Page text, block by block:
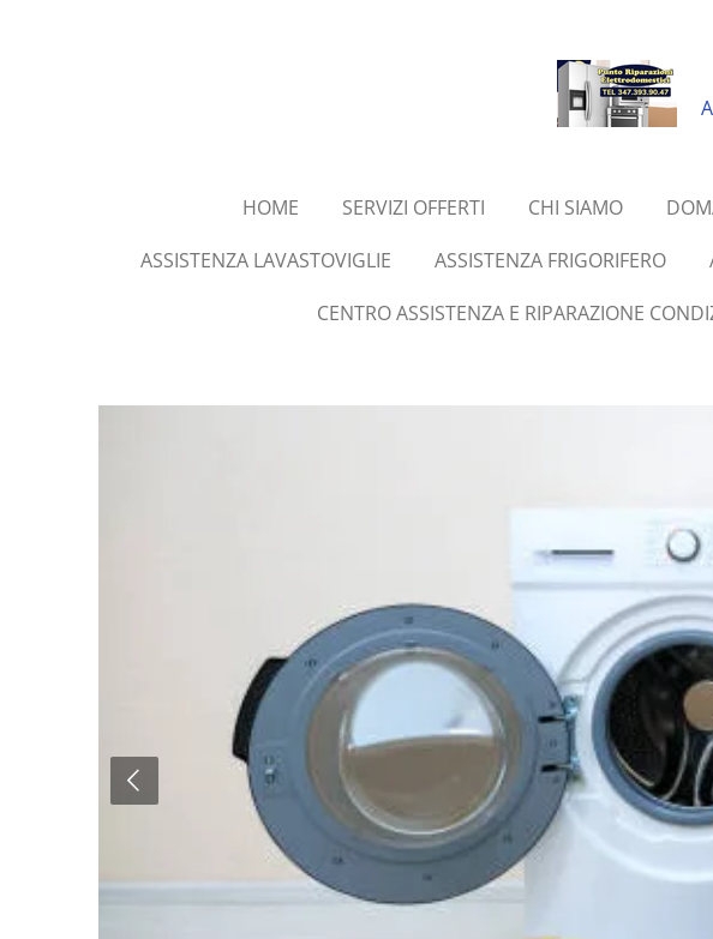
HOME SERVIZI OFFERTI CHI SIAMO
ASSISTENZA LAVASTOVIGLIE
ASSISTENZA FRIGORIFERO
CENTRO ASSISTENZA E RIPARAZIONE